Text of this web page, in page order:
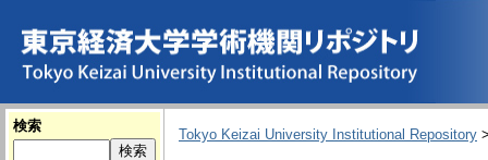
検索
Tokyo Keizai University Institutional Repository